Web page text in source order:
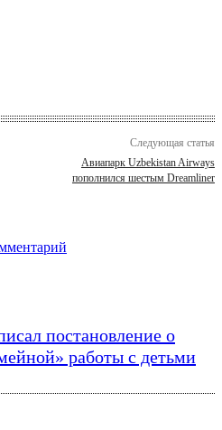
Следующая статья
Авиапарк Uzbekistan Airways
пополнился шестым Dreamliner
постановление о
работы с детьми